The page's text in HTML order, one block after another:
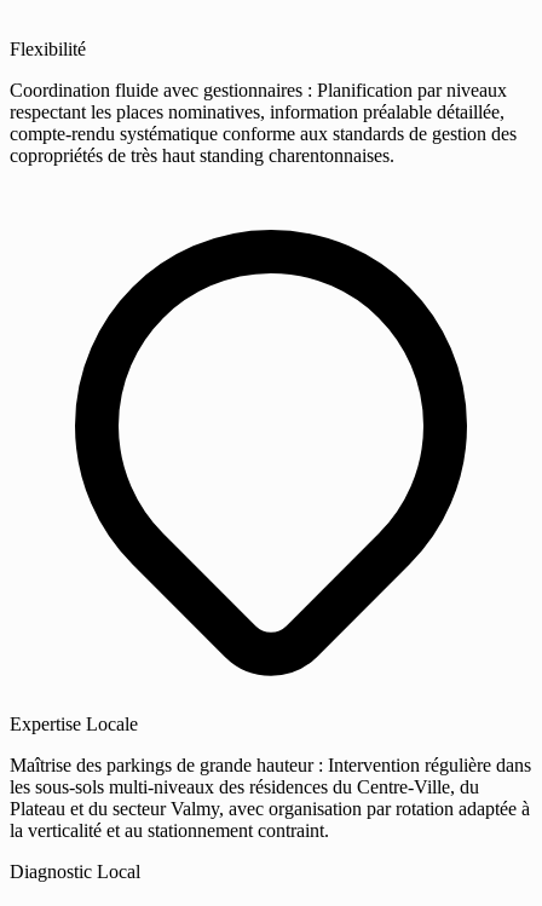
Flexibilité
Coordination fluide avec gestionnaires : Planification par niveaux
respectant les places nominatives, information préalable détaillée,
compte-rendu systématique conforme aux standards de gestion des
copropriétés de très haut standing charentonnaises.
Expertise Locale
Maîtrise des parkings de grande hauteur : Intervention régulière dans
les sous-sols multi-niveaux des résidences du Centre-Ville, du
Plateau et du secteur Valmy, avec organisation par rotation adaptée à
la verticalité et au stationnement contraint.
Diagnostic Local